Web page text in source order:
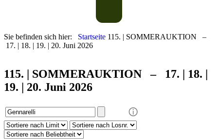
Sie befinden sich hier: Startseite 115. | SOMMERAUKTION –
17. | 18. | 19. | 20. Juni 2026
115. | SOMMERAUKTION – 17. | 18. |
19. | 20. Juni 2026